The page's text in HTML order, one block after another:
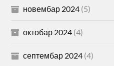
новембар 2024 (5)
октобар 2024 (4)
септембар 2024 (4)